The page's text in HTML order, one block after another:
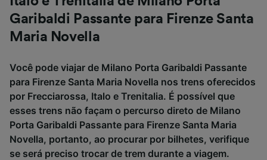
Garibaldi Passante para Firenze Santa
Maria Novella
Você pode viajar de Milano Porta Garibaldi Passante
para Firenze Santa Maria Novella nos trens oferecidos
por Frecciarossa, Italo e Trenitalia. É possível que
esses trens não façam o percurso direto de Milano
Porta Garibaldi Passante para Firenze Santa Maria
Novella, portanto, ao procurar por bilhetes, verifique
se será preciso trocar de trem durante a viagem.